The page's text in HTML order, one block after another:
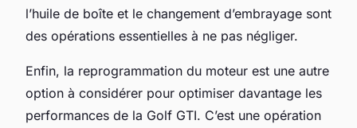
l’huile de boîte et le changement d’embrayage sont
des opérations essentielles à ne pas négliger.
Enfin, la reprogrammation du moteur est une autre
option à considérer pour optimiser davantage les
performances de la Golf GTI. C’est une opération